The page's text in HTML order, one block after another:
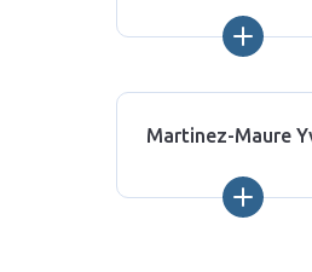
Martinez-Maure